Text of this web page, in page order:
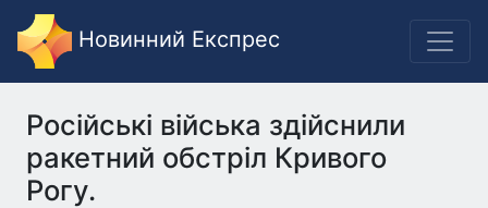
Новинний Експрес
Російські війська здійснили
ракетний обстріл Кривого
Рогу.